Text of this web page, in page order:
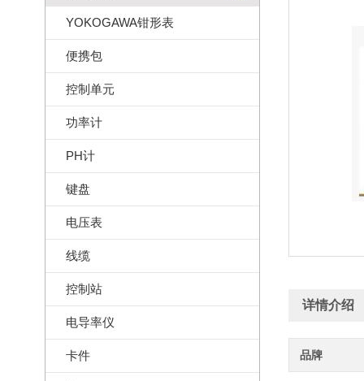
YOKOGAWA钳形表
便携包
控制单元
功率计
PH计
键盘
电压表
线缆
控制站
电导率仪
卡件
详情介绍
品牌